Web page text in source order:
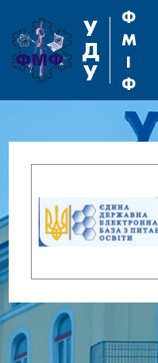
У
Д
У
Ф
М
І
Ф